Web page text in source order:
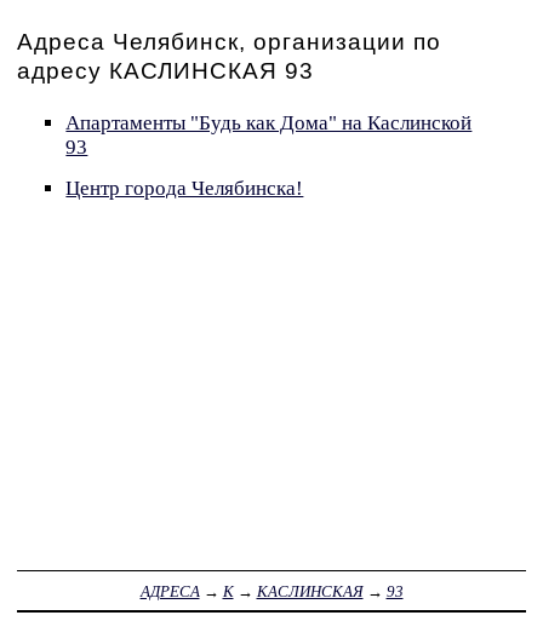
Адреса Челябинск, организации по
адресу КАСЛИНСКАЯ 93
Апартаменты "Будь как Дома" на Каслинской
93
Центр города Челябинска!
АДРЕСА → К→ КАСЛИНСКАЯ→ 93